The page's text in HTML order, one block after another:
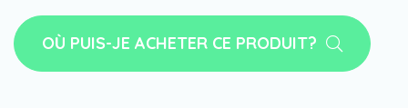
OÙ PUIS-JE ACHETER CE PRODUIT?